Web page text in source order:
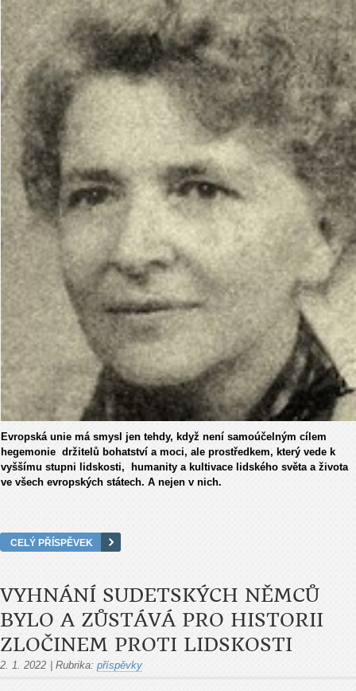
Evropská unie má smysl jen tehdy, když není samoúčelným cílem
hegemonie držitelů bohatství a moci, ale prostředkem, který vede k
vyššímu stupni lidskosti, humanity a kultivace lidského světa a života
ve všech evropských státech. A nejen v nich.
CELÝ PŘÍSPĚVEK
VYHNÁNÍ SUDETSKÝCH NĚMCŮ
BYLO A ZŮSTÁVÁ PRO HISTORII
ZLOČINEM PROTI LIDSKOSTI
2. 1. 2022 Rubrika: příspěvky